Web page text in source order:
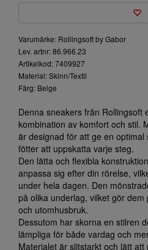
Varumärke: Rollingsoft by Gabor
Lev. artnr: 86.966.23
Artikelkod: 7409927
Material: Skinn/Textil
Färg: Beige
Denna sneakers från Rollingsoft
kombination av komfort och stil.
är designad för att ge en
fötter att uppskatta varje steg.
Den lätta och flexibla
anpassa sig efter din rörelse,
under hela dagen. Den
på olika underlag, vilket gör
och utomhusbruk.
Dessutom har skorna en stilren
lämpliga för både vardag och
Materialet är slitstarkt och lätt